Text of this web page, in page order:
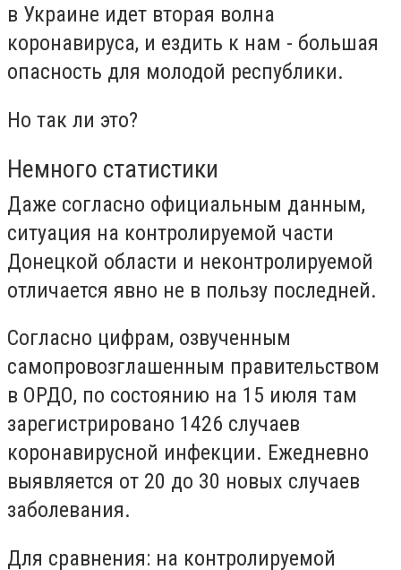
в Украине идет вторая волна
коронавируса, и ездить к нам - большая
опасность для молодой республики.
Но так ли это?
Немного статистики
Даже согласно официальным данным,
ситуация на контролируемой части
Донецкой области и неконтролируемой
отличается явно не в пользу последней.
Согласно цифрам, озвученным
самопровозглашенным правительством
в ОРДО, по состоянию на 15 июля там
зарегистрировано 1426 случаев
коронавирусной инфекции. Ежедневно
выявляется от 20 до 30 новых случаев
заболевания.
Для сравнения: на контролируемой